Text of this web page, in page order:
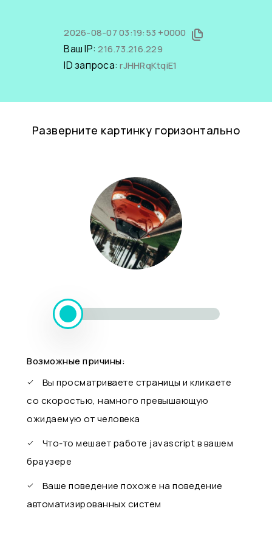
2026-08-07 03:19:53 +0000
Ваш IP:216.73.216.229
ID запроса:rJHHRqKtqiE1
Разверните картинку горизонтально
Возможные причины:
Вы просматриваете страницы и кликаете
со скоростью, намного превышающую
ожидаемую от человека
Что-то мешает работе javascript в вашем
браузере
Ваше поведение похоже на поведение
автоматизированных систем